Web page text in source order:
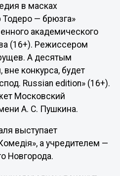
в масках
Тодеро — брюзга»
академического
(16+). Режиссером
А десятым
конкурса, будет
Russian edition» (16+).
Московский
А. С. Пушкина.
выступает
а учредителем —
Новгорода.